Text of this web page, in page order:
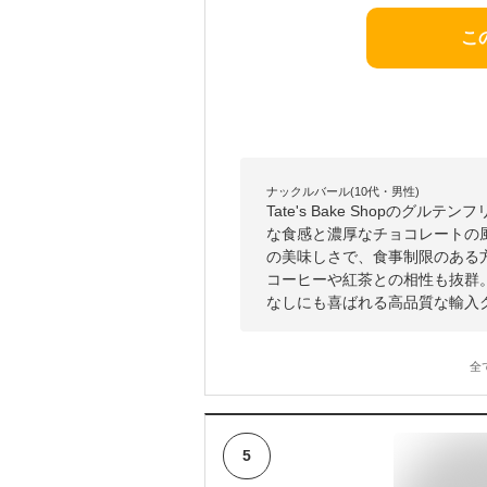
こ
ナックルバール(10代・男性)
Tate's Bake Shopのグルテンフ
な食感と濃厚なチョコレート
の美味しさで、食事制限のあ
コーヒーや紅茶との相性も抜
なしにも喜ばれる高品質な輸入
全
5